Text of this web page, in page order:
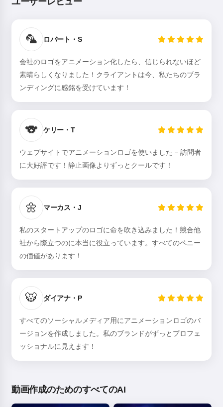
🦜 ロバート・S
会社のロゴをアニメーション化したら、信じられないほど
素晴らしくなりました！クライアントは今、私たちのブラ
ンディングに感銘を受けています！
🐨 ケリー・T
ウェブサイトでアニメーションロゴを使いました – 訪問者
に大好評です！静止画像よりずっとクールです！
🌼 マーカス・J
私のスタートアップのロゴに命を吹き込みました！競合他
社から際立つのに本当に役立っています。すべてのペニー
の価値があります！
🐯 ダイアナ・P
すべてのソーシャルメディア用にアニメーションロゴのバ
ージョンを作成しました。私のブランドがずっとプロフェ
ッショナルに見えます！
動画作成のためのすべてのAI
こんにちは！私はStorikoです👋
のお話をします🌟
サービスの利用を開始することにより、以下に同意したことに
なります： 利用規約 ,プライバシーポリシー , 返金ポリシー